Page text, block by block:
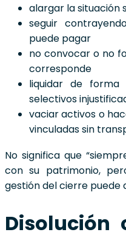
alargar la situación
seguir
puede pagar
no convocar o no
corresponde
liquidar de forma
selectivos
vaciar activos o
vinculadas sin
No significa que
con su patrimonio,
gestión del cierre puede
Disolución